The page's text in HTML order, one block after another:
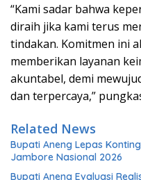
“Kami sadar bahwa
diraih jika kami terus
tindakan. Komitmen ini
memberikan layanan
akuntabel, demi
dan terpercaya,”
Related News
Bupati Aneng Lepas
Jambore Nasional 2026
Bupati Aneng Evaluasi